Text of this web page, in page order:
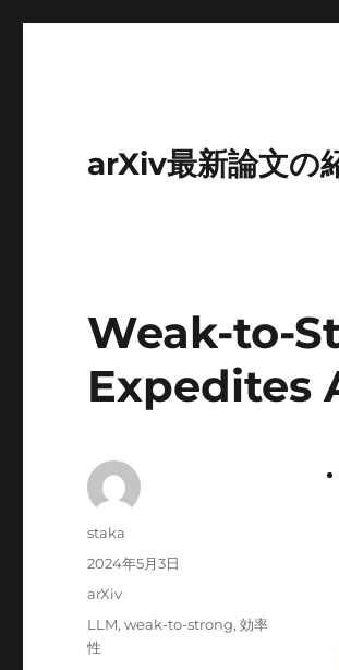
arXiv最新論文の
Weak-to-
Expedites
投
staka
投
2024年5月3日
カ
ゴ
arXiv
タ
グ
LLM,weak-to-strong,効率
性